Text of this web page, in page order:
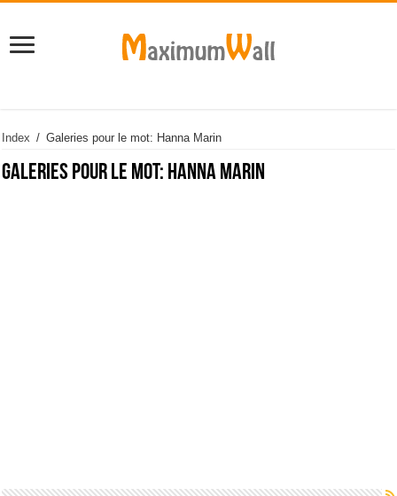
Index / Galeries pour le mot: Hanna Marin
Galeries pour le mot: Hanna Marin